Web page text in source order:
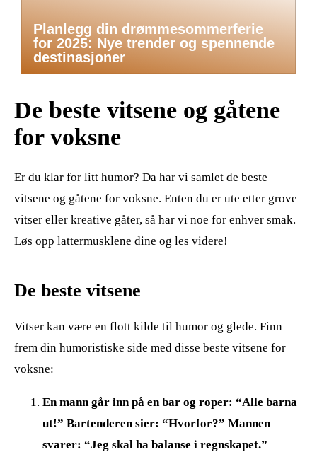
Planlegg din drømmesommerferie
for 2025: Nye trender og spennende
destinasjoner
De beste vitsene og gåtene
for voksne
Er du klar for litt humor? Da har vi samlet de beste
vitsene og gåtene for voksne. Enten du er ute etter grove
vitser eller kreative gåter, så har vi noe for enhver smak.
Løs opp lattermusklene dine og les videre!
De beste vitsene
Vitser kan være en flott kilde til humor og glede. Finn
frem din humoristiske side med disse beste vitsene for
voksne:
En mann går inn på en bar og roper: “Alle barna
ut!” Bartenderen sier: “Hvorfor?” Mannen
svarer: “Jeg skal ha balanse i regnskapet.”